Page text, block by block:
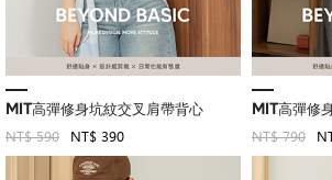
MIT高彈修身坑紋交叉肩帶背心
NT$ 590 NT$ 390
MIT高彈修
NT$ 790